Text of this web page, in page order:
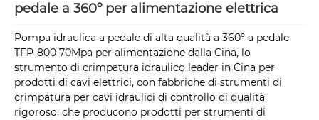
pedale a 360º per alimentazione elettrica
Pompa idraulica a pedale di alta qualità a 360º a pedale
TFP-800 70Mpa per alimentazione dalla Cina, lo
strumento di crimpatura idraulico leader in Cina per
prodotti di cavi elettrici, con fabbriche di strumenti di
crimpatura per cavi idraulici di controllo di qualità
rigoroso, che producono prodotti per strumenti di